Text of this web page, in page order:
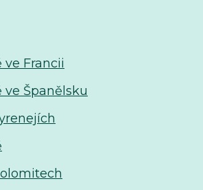
Francii
Španělsku